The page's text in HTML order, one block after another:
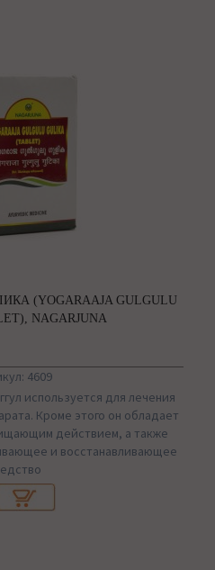
(YOGARAAJA GULGULU
NAGARJUNA
4609
используется для лечения
Кроме этого он обладает
действием, а также
и восстанавливающее